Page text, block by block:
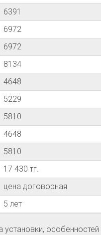
6391
6972
6972
8134
4648
5229
5810
4648
5810
17 430 тг.
цена договорная
5 лет
особенностей